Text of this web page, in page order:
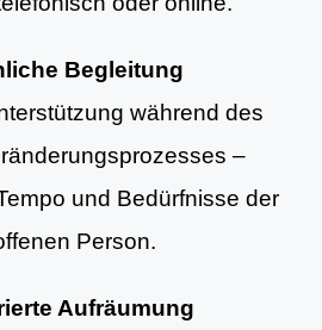
Begleitung
während des
–
und Bedürfnisse der
Person.
Aufräumung